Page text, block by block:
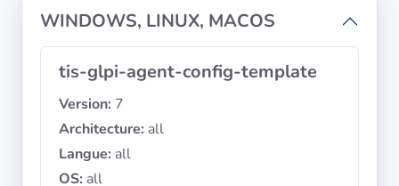
TranquilWINDOWS, LINUX, MACOS
tis-glpi-agent-config-template
Version: 7
Architecture: all
Langue: all
OS: all